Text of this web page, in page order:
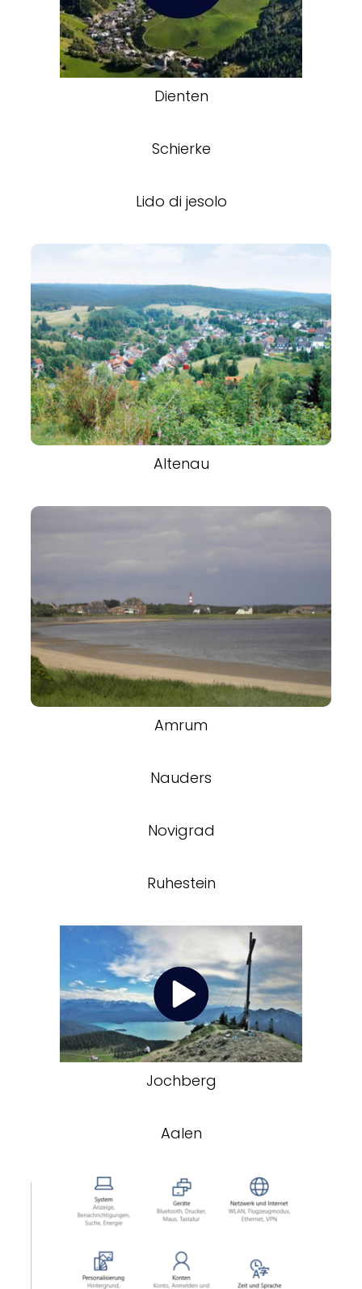
Dienten
Schierke
Lido di jesolo
Altenau
Amrum
Nauders
Novigrad
Ruhestein
Jochberg
Aalen